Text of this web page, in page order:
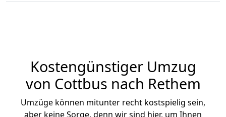
Kostengünstiger Umzug
von Cottbus nach Rethem
Umzüge können mitunter recht kostspielig sein,
aber keine Sorge, denn wir sind hier, um Ihnen